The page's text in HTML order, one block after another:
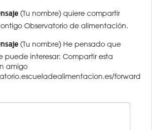
(Tu nombre) quiere compartir
Observatorio de alimentación.
(Tu nombre) He pensado que
puede interesar: Compartir esta
amigo
forward